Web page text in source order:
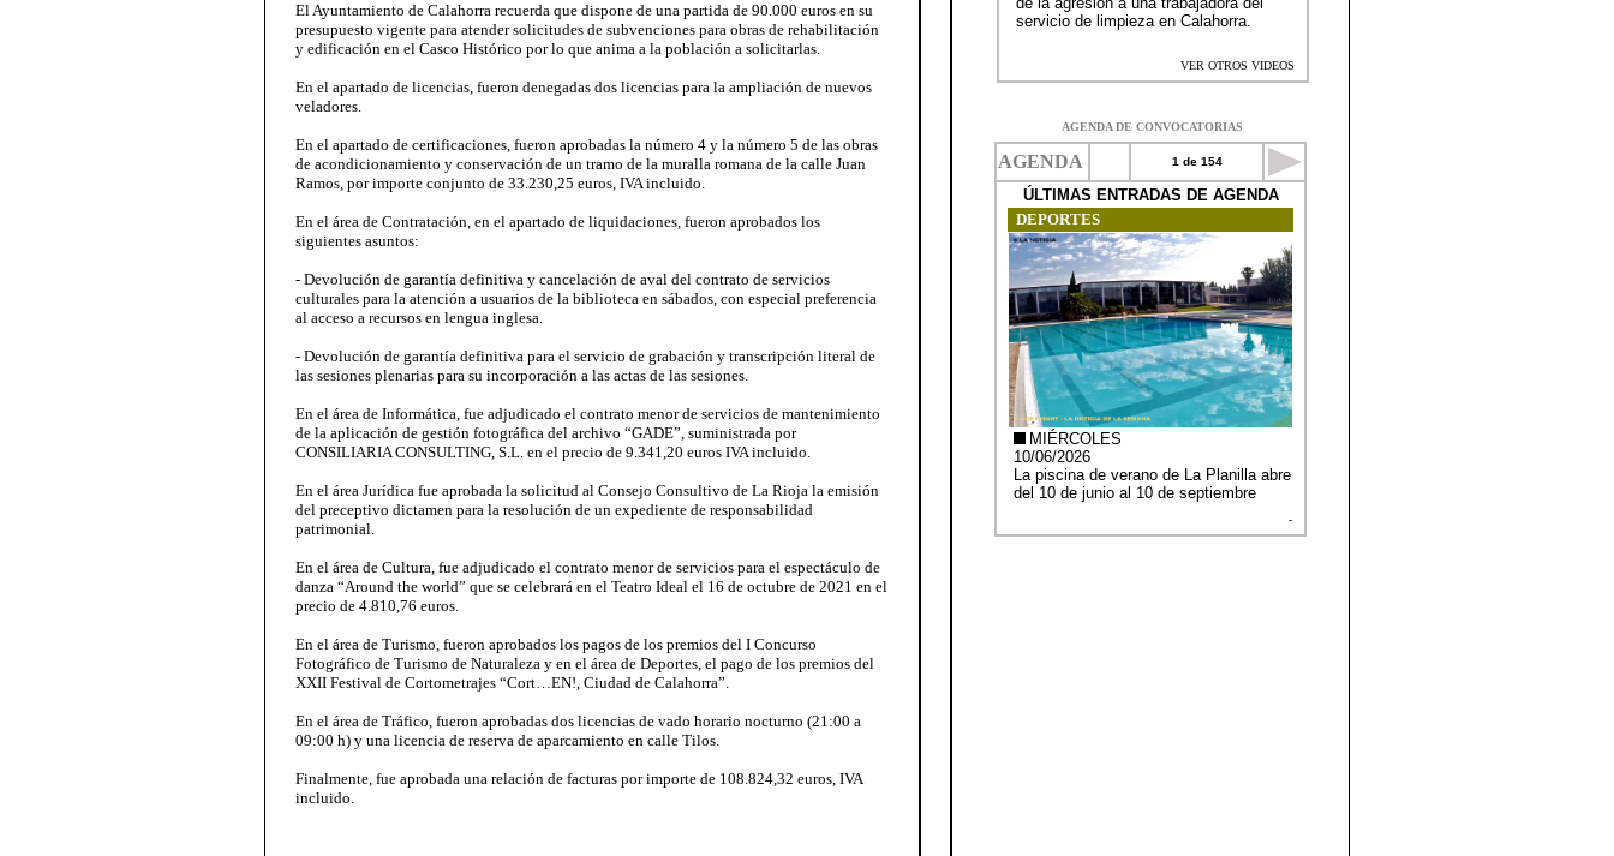
El Ayuntamiento de Calahorra recuerda que dispone de una partida de 90.000 euros en su
presupuesto vigente para atender solicitudes de subvenciones para obras de rehabilitación
y edificación en el Casco Histórico por lo que anima a la población a solicitarlas.
En el apartado de licencias, fueron denegadas dos licencias para la ampliación de nuevos
veladores.
En el apartado de certificaciones, fueron aprobadas la número 4 y la número 5 de las obras
de acondicionamiento y conservación de un tramo de la muralla romana de la calle Juan
Ramos, por importe conjunto de 33.230,25 euros, IVA incluido.
En el área de Contratación, en el apartado de liquidaciones, fueron aprobados los
siguientes asuntos:
- Devolución de garantía definitiva y cancelación de aval del contrato de servicios
culturales para la atención a usuarios de la biblioteca en sábados, con especial preferencia
al acceso a recursos en lengua inglesa.
- Devolución de garantía definitiva para el servicio de grabación y transcripción literal de
las sesiones plenarias para su incorporación a las actas de las sesiones.
En el área de Informática, fue adjudicado el contrato menor de servicios de mantenimiento
de la aplicación de gestión fotográfica del archivo “GADE”, suministrada por
CONSILIARIA CONSULTING, S.L. en el precio de 9.341,20 euros IVA incluido.
En el área Jurídica fue aprobada la solicitud al Consejo Consultivo de La Rioja la emisión
del preceptivo dictamen para la resolución de un expediente de responsabilidad
patrimonial.
En el área de Cultura, fue adjudicado el contrato menor de servicios para el espectáculo de
danza “Around the world” que se celebrará en el Teatro Ideal el 16 de octubre de 2021 en el
precio de 4.810,76 euros.
En el área de Turismo, fueron aprobados los pagos de los premios del I Concurso
Fotográfico de Turismo de Naturaleza y en el área de Deportes, el pago de los premios del
XXII Festival de Cortometrajes “Cort…EN!, Ciudad de Calahorra”.
En el área de Tráfico, fueron aprobadas dos licencias de vado horario nocturno (21:00 a
09:00 h) y una licencia de reserva de aparcamiento en calle Tilos.
Finalmente, fue aprobada una relación de facturas por importe de 108.824,32 euros, IVA
incluido.
AGENDA DE CONVOCATORIAS